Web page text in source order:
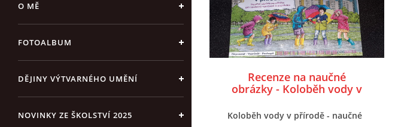
O MĚ
FOTOALBUM
DĚJINY VÝTVARNÉHO UMĚNÍ
NOVINKY ZE ŠKOLSTVÍ 2025
Recenze na naučné
obrázky - Koloběh vody v
Koloběh vody v přírodě - naučné